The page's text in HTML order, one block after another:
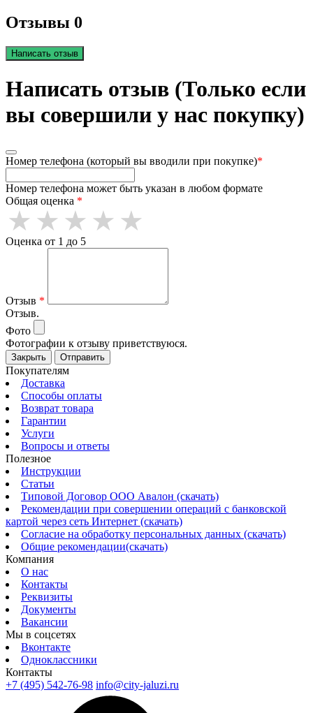
Отзывы 0
Написать отзыв
Написать отзыв (Только если
вы совершили у нас покупку)
Номер телефона (который вы вводили при покупке)*
Номер телефона может быть указан в любом формате
Общая оценка *
Оценка от 1 до 5
Отзыв *
Отзыв.
Фото
Фотографии к отзыву приветствуюся.
Закрыть Отправить
Покупателям
Доставка
Способы оплаты
Возврат товара
Гарантии
Услуги
Вопросы и ответы
Полезное
Инструкции
Статьи
Типовой Договор ООО Авалон (скачать)
Рекомендации при совершении операций с банковской
картой через сеть Интернет (скачать)
Согласие на обработку персональных данных (скачать)
Общие рекомендации(скачать)
Компания
О нас
Контакты
Реквизиты
Документы
Вакансии
Мы в соцсетях
Вконтакте
Одноклассники
Контакты
+7 (495) 542-76-98 info@city-jaluzi.ru